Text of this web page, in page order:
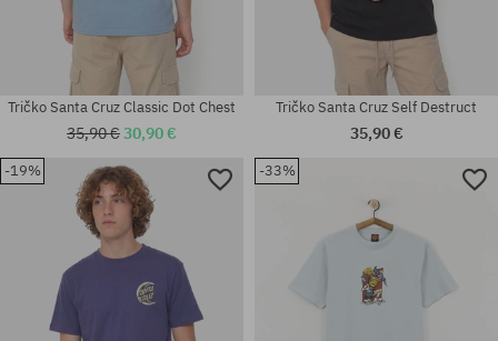
Dostupné veľkosti:
Tričko Santa Cruz Classic Dot Chest
35,90 €30,90 €
Tričko Santa Cruz Self Destruct
35,90 €
-19% -33%